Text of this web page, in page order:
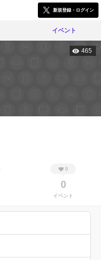
新規登録・ログイン
イベント
465
0
0
イベント